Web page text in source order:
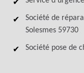
Société de
Solesmes 59730
Société pose de